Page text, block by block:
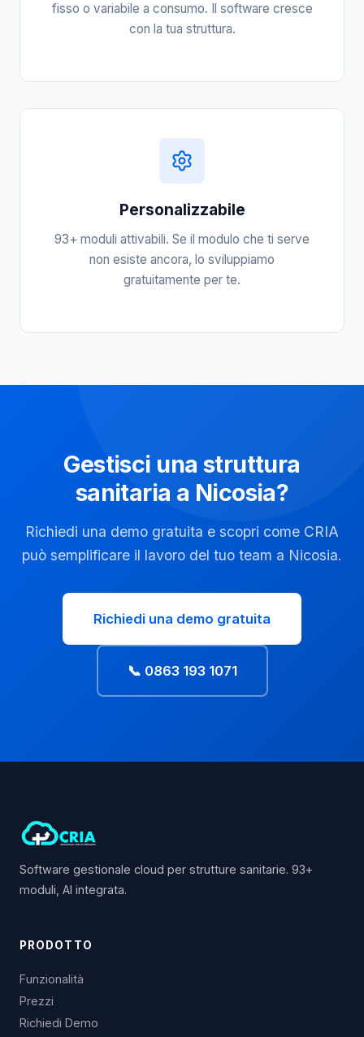
fisso o variabile a consumo. Il software cresce
con la tua struttura.
Personalizzabile
93+ moduli attivabili. Se il modulo che ti serve
non esiste ancora, lo sviluppiamo
gratuitamente per te.
Gestisci una struttura
sanitaria a Nicosia?
Richiedi una demo gratuita e scopri come CRIA
può semplificare il lavoro del tuo team a Nicosia.
Richiedi una demo gratuita
📞 0863 193 1071
Software gestionale cloud per strutture sanitarie. 93+
moduli, AI integrata.
PRODOTTO
Funzionalità
Prezzi
Richiedi Demo